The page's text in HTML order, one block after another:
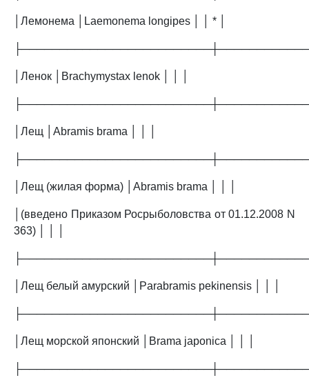
│Лемонема │Laemonema longipes │ │ * │
│Ленок │Brachymystax lenok │ │ │
│Лещ │Abramis brama │ │ │
│Лещ (жилая форма) │Abramis brama │ │ │
│(введено Приказом Росрыболовства от 01.12.2008 N
363) │ │ │
│Лещ белый амурский │Parabramis pekinensis │ │ │
│Лещ морской японский │Brama japonica │ │ │